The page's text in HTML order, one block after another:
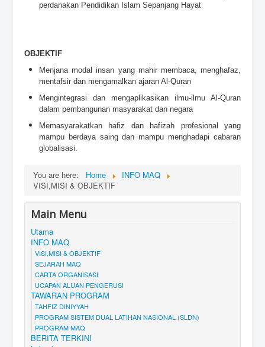
perdanakan Pendidikan Islam Sepanjang Hayat
OBJEKTIF
Menjana modal insan yang mahir membaca, menghafaz,
mentafsir dan mengamalkan ajaran Al-Quran
Mengintegrasi dan mengaplikasikan ilmu-ilmu Al-Quran
dalam pembangunan masyarakat dan negara
Memasyarakatkan hafiz dan hafizah profesional yang
mampu berdaya saing dan mampu menghadapi cabaran
globalisasi.
You are here: Home
INFO MAQ
VISI,MISI & OBJEKTIF
Main Menu
Utama
INFO MAQ
VISI,MISI & OBJEKTIF
SEJARAH MAQ
CARTA ORGANISASI
UCAPAN ALUAN PENGERUSI
TAWARAN PROGRAM
TAHFIZ DINIYYAH
PROGRAM SISTEM DUAL LATIHAN NASIONAL (SLDN)
PROGRAM MAQ
BERITA TERKINI